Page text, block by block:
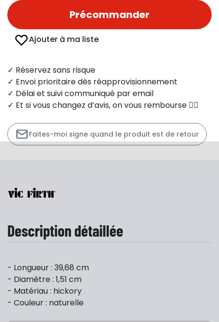
Précommander
Ajouter à ma liste
✓ Réservez sans risque
✓ Envoi prioritaire dès réapprovisionnement
✓ Délai et suivi communiqué par email
✓ Et si vous changez d’avis, on vous rembourse 👍🏻
Faites-moi signe quand le produit est de retour
Description détaillée
- Longueur : 39,68 cm
- Diamètre : 1,51 cm
- Matériau : hickory
- Couleur : naturelle